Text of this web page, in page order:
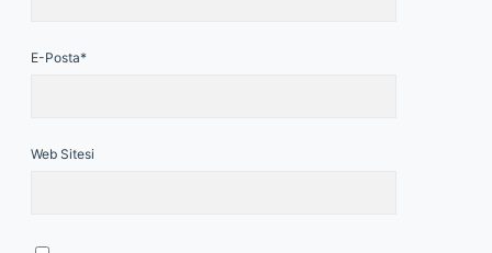
E-Posta*
Web Sitesi